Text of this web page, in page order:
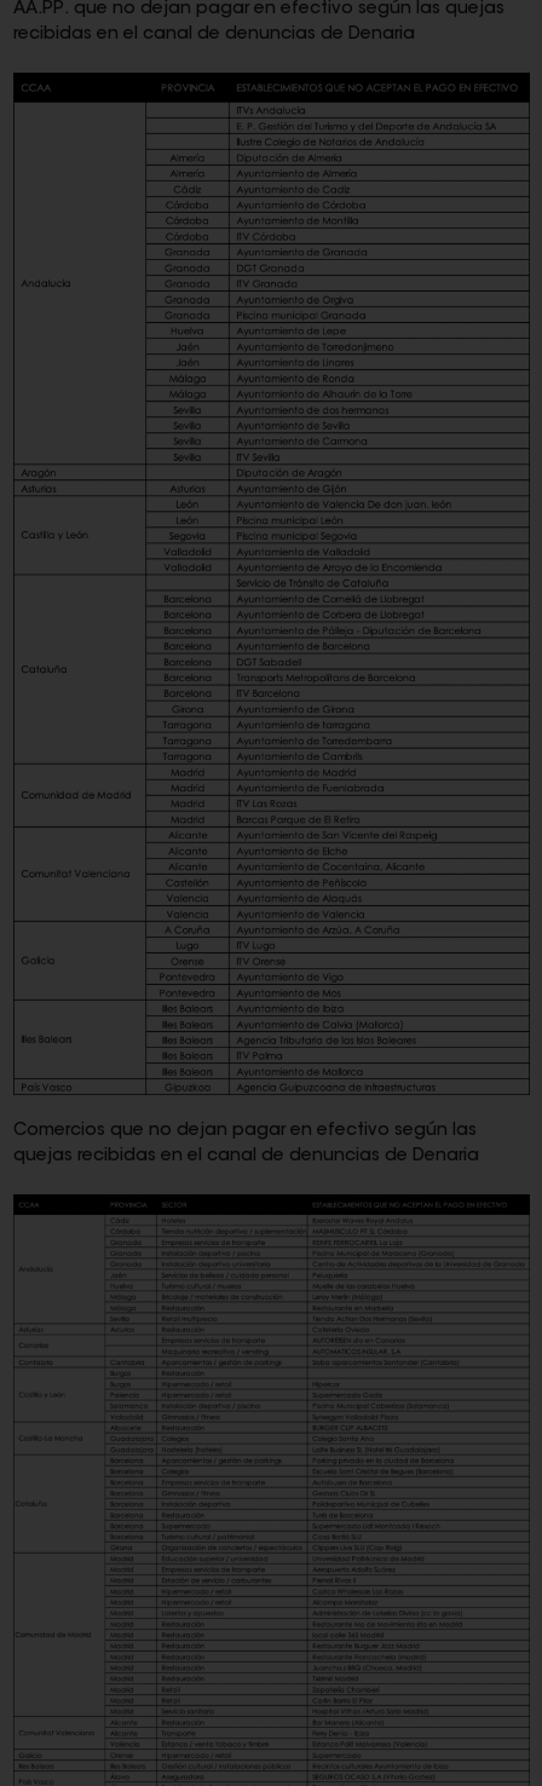
AA.PP. que no dejan pagar en efectivo según las quejas
recibidas en el canal de denuncias de Denaria
Comercios que no dejan pagar en efectivo según las
quejas recibidas en el canal de denuncias de Denaria